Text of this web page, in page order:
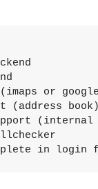
or
(address
in login